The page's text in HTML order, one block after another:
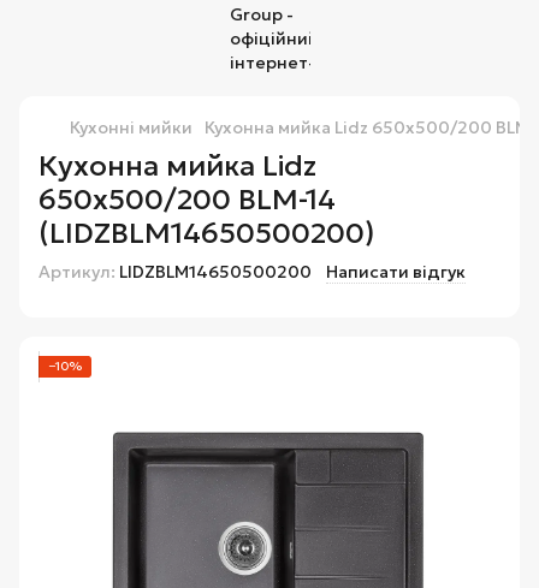
Кухонні мийки Кухонна мийка Lidz 650x500/200
Кухонна мийка Lidz
650x500/200 BLM-14
(LIDZBLM14650500200)
Артикул: LIDZBLM14650500200 Написати відгук
−10%